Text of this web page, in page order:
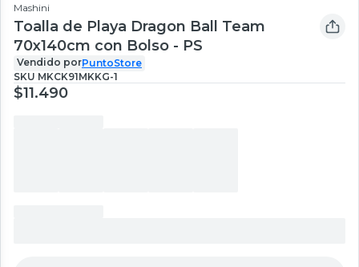
Mashini
Toalla de Playa Dragon Ball Team
70x140cm con Bolso - PS
Vendido porPuntoStore
SKU MKCK91MKKG-1
$11.490